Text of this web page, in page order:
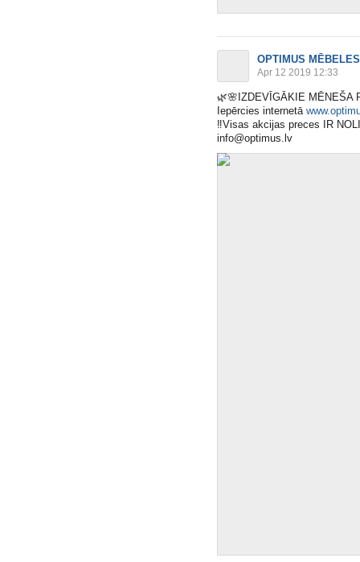
OPTIMUS MĒBELES
Apr 12 2019 12:33
🌿🌸IZDEVĪGĀKIE MĒNEŠA
Iepērcies internetā
‼️Visas akcijas preces IR
info@optimus.lv